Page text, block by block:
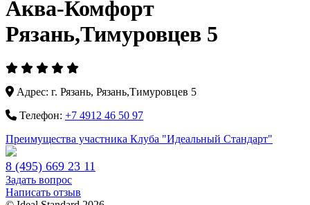
Аква-Комфорт
Рязань,Тимуровцев 5
Адрес: г. Рязань, Рязань,Тимуровцев 5
Телефон: +7 4912 46 50 97
Преимущества участника Клуба "Идеальный Стандарт"
8 (495) 669 23 11
Задать вопрос
Написать отзыв